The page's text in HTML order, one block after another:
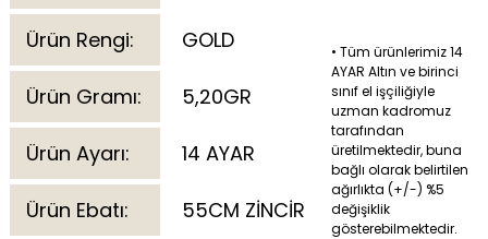
Ürün Rengi: GOLD
Ürün Gramı: 5,20GR
Ürün Ayarı: 14 AYAR
Ürün Ebatı: 55CM ZİNCİR
• Tüm ürünlerimiz 14
AYAR Altın ve birinci
sınıf el işçiliğiyle
uzman kadromuz
tarafından
üretilmektedir, buna
bağlı olarak belirtilen
ağırlıkta (+/-) %5
değişiklik
gösterebilmektedir.